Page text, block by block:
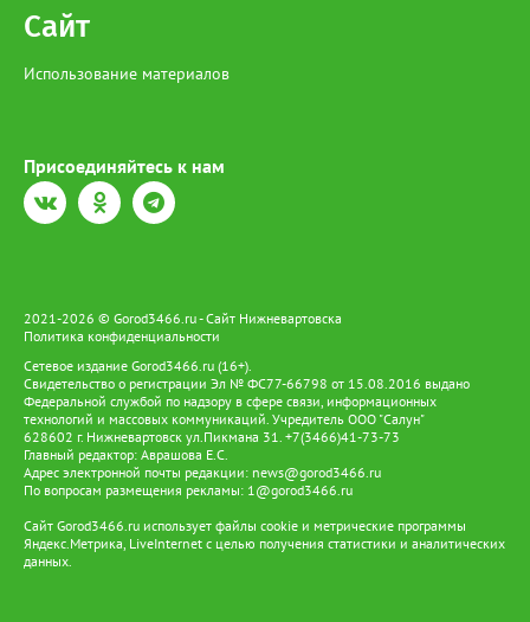
Сайт
Использование материалов
Присоединяйтесь к нам
2021-2026 © Gorod3466.ru - Сайт Нижневартовска
Политика конфиденциальности
Сетевое издание Gorod3466.ru (16+).
Свидетельство о регистрации Эл № ФС77-66798 от 15.08.2016 выдано
Федеральной службой по надзору в сфере связи, информационных
технологий и массовых коммуникаций. Учредитель ООО "Салун"
628602 г. Нижневартовск ул.Пикмана 31. +7(3466)41-73-73
Главный редактор: Аврашова Е.С.
Адрес электронной почты редакции: news@gorod3466.ru
По вопросам размещения рекламы: 1@gorod3466.ru
Сайт Gorod3466.ru использует файлы cookie и метрические программы
Яндекс.Метрика, LiveInternet с целью получения статистики и аналитических
данных.